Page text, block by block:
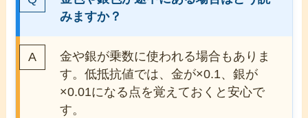
みますか？
金や銀が乗数に使われる場合もありま
す。低抵抗値では、金が×0.1、銀が
×0.01になる点を覚えておくと安心で
す。